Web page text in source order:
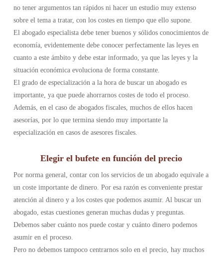
no tener argumentos tan rápidos ni hacer un estudio muy extenso
sobre el tema a tratar, con los costes en tiempo que ello supone.
El abogado especialista debe tener buenos y sólidos conocimientos de
economía, evidentemente debe conocer perfectamente las leyes en
cuanto a este ámbito y debe estar informado, ya que las leyes y la
situación económica evoluciona de forma constante.
El grado de especialización a la hora de buscar un abogado es
importante, ya que puede ahorrarnos costes de todo el proceso.
Además, en el caso de abogados fiscales, muchos de ellos hacen
asesorías, por lo que termina siendo muy importante la
especialización en casos de asesores fiscales.
Elegir el bufete en función del precio
Por norma general, contar con los servicios de un abogado equivale a
un coste importante de dinero. Por esa razón es conveniente prestar
atención al dinero y a los costes que podemos asumir. Al buscar un
abogado, estas cuestiones generan muchas dudas y preguntas.
Debemos saber cuánto nos puede costar y cuánto dinero podemos
asumir en el proceso.
Pero no debemos tampoco centrarnos solo en el precio, hay muchos